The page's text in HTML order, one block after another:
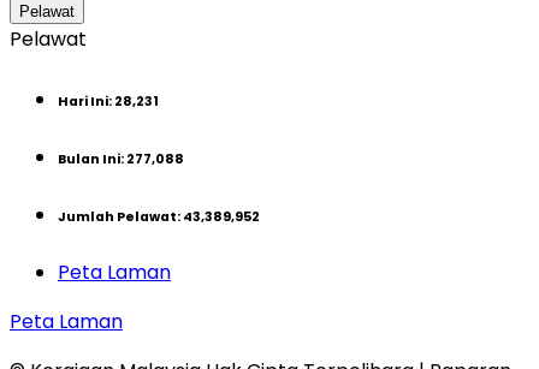
Pelawat
Pelawat
Hari Ini: 28,231
Bulan Ini: 277,088
Jumlah Pelawat: 43,389,952
Peta Laman
Peta Laman